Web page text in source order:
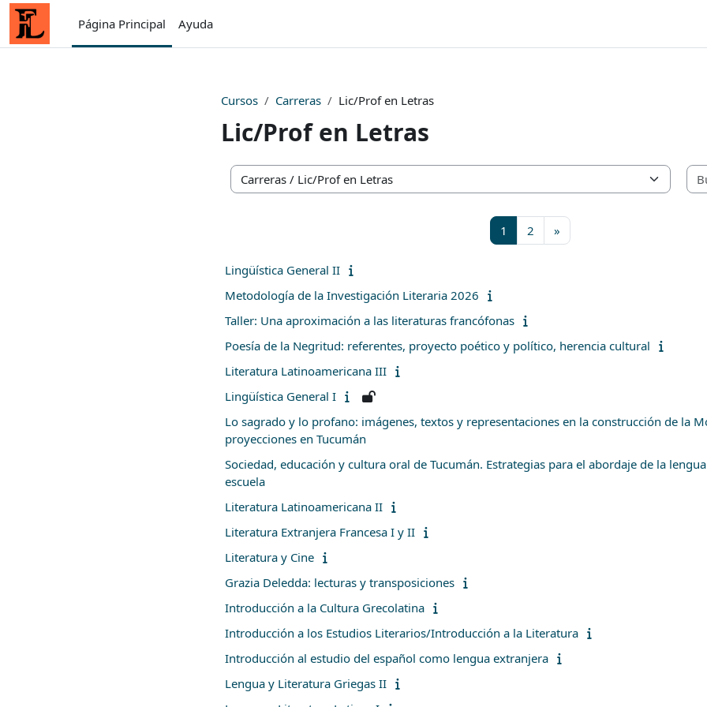
Salta al contenido principal
Página Principal
Ayuda
Cursos
Carreras Lic/Prof en Letras
Lic/Prof en Letras
Categorías
1 Página 1
2 Página 2
»
Lingüística General II
Metodología de la Investigación Literaria 2026
Taller: Una aproximación a las literaturas francófonas
Poesía de la Negritud: referentes, proyecto poético y político, herencia cultural
Literatura Latinoamericana III
Lingüística General I
Lo sagrado y lo profano: imágenes, textos y representaciones en la construcción de la
proyecciones en Tucumán
Sociedad, educación y cultura oral de Tucumán. Estrategias para el abordaje de la
escuela
Literatura Latinoamericana II
Literatura Extranjera Francesa I y II
Literatura y Cine
Grazia Deledda: lecturas y transposiciones
Introducción a la Cultura Grecolatina
Introducción a los Estudios Literarios/Introducción a la Literatura
Introducción al estudio del español como lengua extranjera
Lengua y Literatura Griegas II